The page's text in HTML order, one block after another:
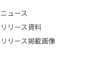
ニュース
リリース資料
リリース掲載画像